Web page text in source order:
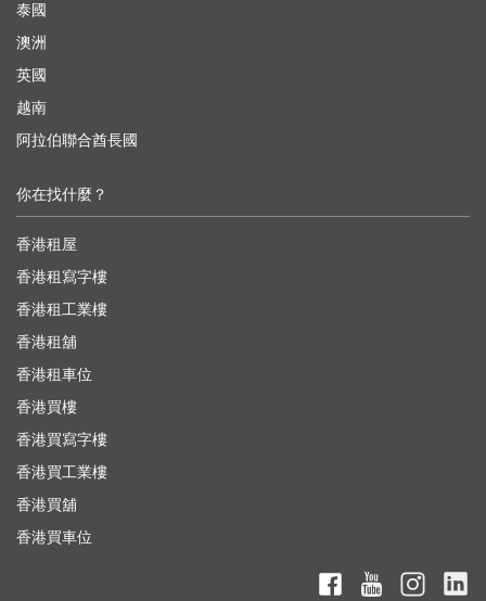
泰國
澳洲
英國
越南
阿拉伯聯合酋長國
你在找什麼？
香港租屋
香港租寫字樓
香港租工業樓
香港租舖
香港租車位
香港買樓
香港買寫字樓
香港買工業樓
香港買舖
香港買車位